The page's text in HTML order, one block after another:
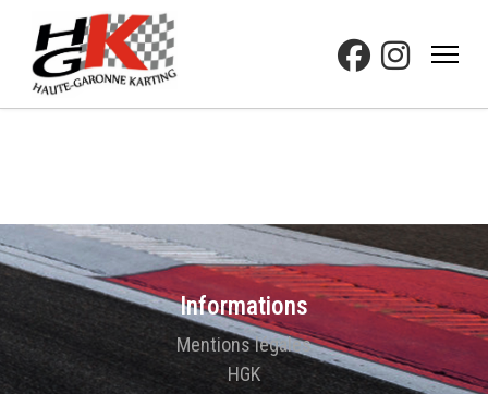
Informations
Mentions légales
HGK